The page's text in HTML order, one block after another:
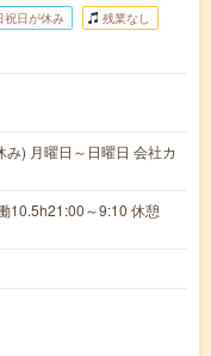
祝日が休み 残業なし
) 月曜日～日曜日 会社カ
10.5h21:00～9:10 休憩